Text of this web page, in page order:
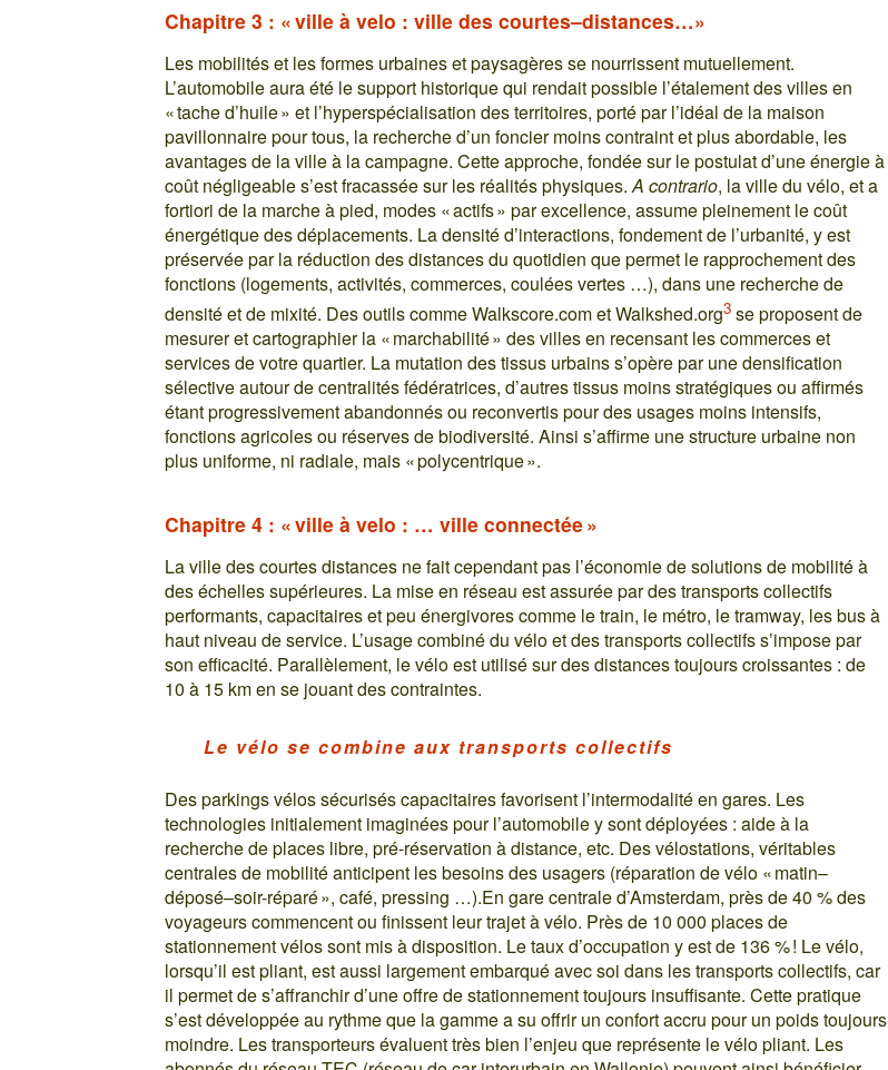
Chapitre 3 : « ville à velo : ville des courtes–distances…»
Les mobilités et les formes urbaines et paysagères se nourrissent mutuellement.
L’automobile aura été le support historique qui rendait possible l’étalement des villes en
« tache d’huile » et l’hyperspécialisation des territoires, porté par l’idéal de la maison
pavillonnaire pour tous, la recherche d’un foncier moins contraint et plus abordable, les
avantages de la ville à la campagne. Cette approche, fondée sur le postulat d’une énergie à
coût négligeable s’est fracassée sur les réalités physiques.A contrario, la ville du vélo, et a
fortiori de la marche à pied, modes « actifs » par excellence, assume pleinement le coût
énergétique des déplacements. La densité d’interactions, fondement de l’urbanité, y est
préservée par la réduction des distances du quotidien que permet le rapprochement des
fonctions (logements, activités, commerces, coulées vertes …), dans une recherche de
densité et de mixité. Des outils comme Walkscore.com et Walkshed.org3 se proposent de
mesurer et cartographier la « marchabilité » des villes en recensant les commerces et
services de votre quartier. La mutation des tissus urbains s’opère par une densification
sélective autour de centralités fédératrices, d’autres tissus moins stratégiques ou affirmés
étant progressivement abandonnés ou reconvertis pour des usages moins intensifs,
fonctions agricoles ou réserves de biodiversité. Ainsi s’affirme une structure urbaine non
plus uniforme, ni radiale, mais « polycentrique ».
Chapitre 4 : « ville à velo : … ville connectée »
La ville des courtes distances ne fait cependant pas l’économie de solutions de mobilité à
des échelles supérieures. La mise en réseau est assurée par des transports collectifs
performants, capacitaires et peu énergivores comme le train, le métro, le tramway, les bus à
haut niveau de service. L’usage combiné du vélo et des transports collectifs s’impose par
son efficacité. Parallèlement, le vélo est utilisé sur des distances toujours croissantes : de
10 à 15 km en se jouant des contraintes.
Le vélo se combine aux transports collectifs
Des parkings vélos sécurisés capacitaires favorisent l’intermodalité en gares. Les
technologies initialement imaginées pour l’automobile y sont déployées : aide à la
recherche de places libre, pré-réservation à distance, etc. Des vélostations, véritables
centrales de mobilité anticipent les besoins des usagers (réparation de vélo « matin–
déposé–soir-réparé », café, pressing …).En gare centrale d’Amsterdam, près de 40 % des
voyageurs commencent ou finissent leur trajet à vélo. Près de 10 000 places de
stationnement vélos sont mis à disposition. Le taux d’occupation y est de 136 % ! Le vélo,
lorsqu’il est pliant, est aussi largement embarqué avec soi dans les transports collectifs, car
il permet de s’affranchir d’une offre de stationnement toujours insuffisante. Cette pratique
s’est développée au rythme que la gamme a su offrir un confort accru pour un poids toujours
moindre. Les transporteurs évaluent très bien l’enjeu que représente le vélo pliant. Les